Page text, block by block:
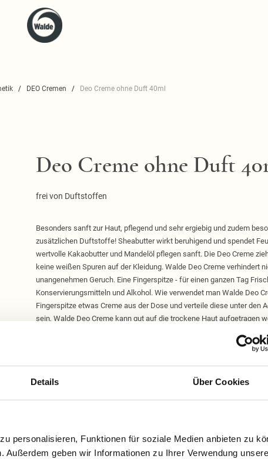
Details Über Cookies
personalisieren, Funktionen für soziale Medien anbieten zu
geben wir Informationen zu Ihrer Verwendung
DEO Cremen Deo Creme ohne Duft 40ml
Deo Creme ohne Duft
frei von Duftstoffen
Besonders sanft zur Haut, pflegend und sehr ergiebig und zudem
zusätzlichen Duftstoffe! Sheabutter wirkt beruhigend und spendet
wertvolle Kakaobutter und Mandelöl pflegen sanft. Die Deo Creme
keine weißen Spuren auf der Kleidung. Walde Deo Creme verhindert
unangenehmen Geruch. Eine Fingerspitze - für einen ganzen Tag
Konservierungsmitteln und Alkohol. Wie verwendet man Walde Deo
Fingerspitze etwas Creme aus der Dose und verteile diese unter den
sein, Walde Deo Creme kann gut auf die trockene Haut aufgetragen
reicht. Nach dem Auftragen die Deo Creme kurz einziehen lassen.
nochmals anwenden. Walde Deo Creme ist bei Zimmertemperatur
Temperaturen wird die Deo Creme weich bis flüssig. Unser Tipp: An
9,80 €
Inkl. Steuern ,exkl.Versandkosten